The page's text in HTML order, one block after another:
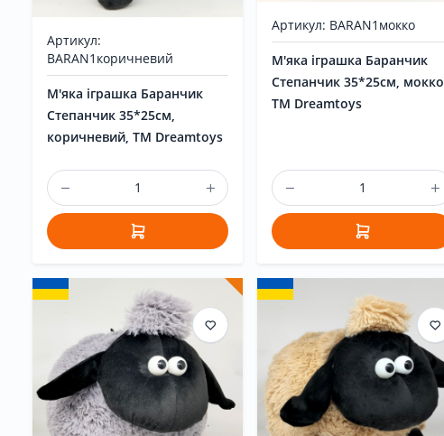
Артикул:
BARAN1коричневий
М'яка іграшка Баранчик
Степанчик 35*25см,
коричневий, ТМ Dreamtoys
Артикул: BARAN1мокко
М'яка іграшка Баранчик
Степанчик 35*25см, мокко,
ТМ Dreamtoys